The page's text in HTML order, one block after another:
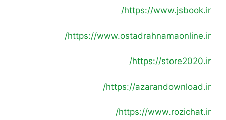
https://www.jsbook.ir/
https://www.ostadrahnamaonline.ir/
https://store2020.ir/
https://azarandownload.ir/
https://www.rozichat.ir/